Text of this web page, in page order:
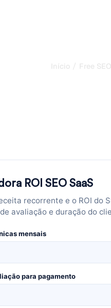
Início / Free
ROI SEO SaaS
recorrente e o ROI do
avaliação e duração do
mensais
para pagamento